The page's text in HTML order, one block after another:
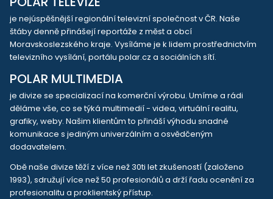
je nejúspěšnější regionální televizní společnost v ČR. Naše
štáby denně přinášejí reportáže z měst a obcí
Moravskoslezského kraje. Vysíláme je k lidem prostřednictvím
televizního vysílání, portálu polar.cz a sociálních sítí.
POLAR MULTIMEDIA
je divize se specializací na komerční výrobu. Umíme a rádi
děláme vše, co se týká multimedií - videa, virtuální realitu,
grafiky, weby. Našim klientům to přináší výhodu snadné
komunikace s jediným univerzálním a osvědčeným
dodavatelem.
Obě naše divize těží z více než 30ti let zkušeností (založeno
1993), sdružují více než 50 profesionálů a drží řadu ocenění za
profesionalitu a proklientský přístup.